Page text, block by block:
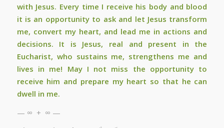
with Jesus. Every time I receive his body and blood
it is an opportunity to ask and let Jesus transform
me, convert my heart, and lead me in actions and
decisions. It is Jesus, real and present in the
Eucharist, who sustains me, strengthens me and
lives in me! May I not miss the opportunity to
receive him and prepare my heart so that he can
dwell in me.
— ∞ + ∞ —